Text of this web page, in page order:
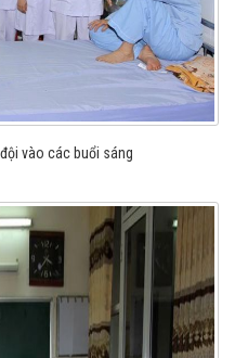
vào các buổi sáng